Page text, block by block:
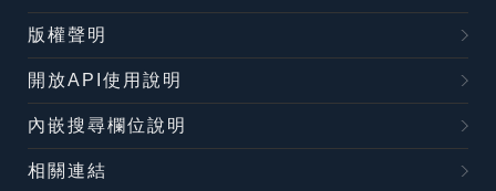
版權聲明
開放API使用說明
內嵌搜尋欄位說明
相關連結